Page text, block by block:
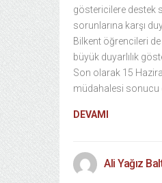
göstericilere destek
sorunlarına karşı
Bilkent öğrencileri
büyük duyarlılık
Son olarak 15
müdahalesi sonucu
DEVAMI
Ali Yağız